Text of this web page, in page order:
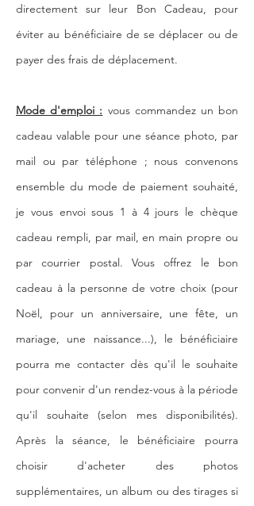
directement sur leur Bon Cadeau, pour
éviter au bénéficiaire de se déplacer ou de
payer des frais de déplacement.
Mode d'emploi : vous commandez un bon
cadeau valable pour une séance photo, par
mail ou par téléphone ; nous convenons
ensemble du mode de paiement souhaité,
je vous envoi sous 1 à 4 jours le chèque
cadeau rempli, par mail, en main propre ou
par courrier postal. Vous offrez le bon
cadeau à la personne de votre choix (pour
Noël, pour un anniversaire, une fête, un
mariage, une naissance...), le bénéficiaire
pourra me contacter dès qu'il le souhaite
pour convenir d'un rendez-vous à la période
qu'il souhaite (selon mes disponibilités).
Après la séance, le bénéficiaire pourra
choisir d'acheter des photos
supplémentaires, un album ou des tirages si